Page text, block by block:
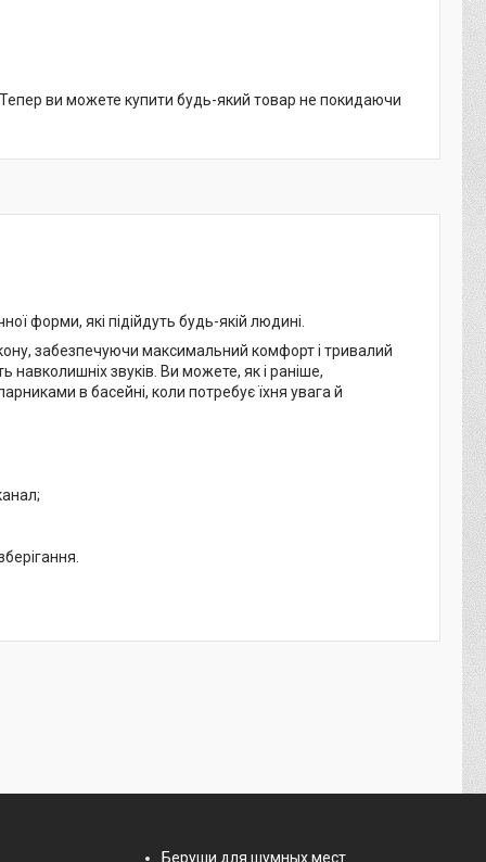
Тепер ви можете купити будь-який товар не покидаючи
форми, які підійдуть будь-якій людині.
забезпечуючи максимальний комфорт і тривалий
навколишніх звуків. Ви можете, як і раніше,
в басейні, коли потребує їхня увага й
Беруши для шумных мест